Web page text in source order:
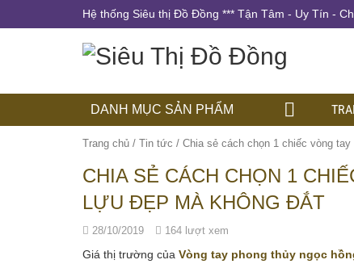
Hệ thống Siêu thị Đồ Đồng *** Tận Tâm - Uy Tín -
DANH MỤC SẢN PHẨM
Trang chủ / Tin tức / Chia sẻ cách chọn 1 chiếc vòng
CHIA SẺ CÁCH CHỌN 1
LỰU ĐẸP MÀ KHÔNG ĐẮT
28/10/2019 164 lượt xem
Giá thị trường của Vòng tay phong thủy ngọc